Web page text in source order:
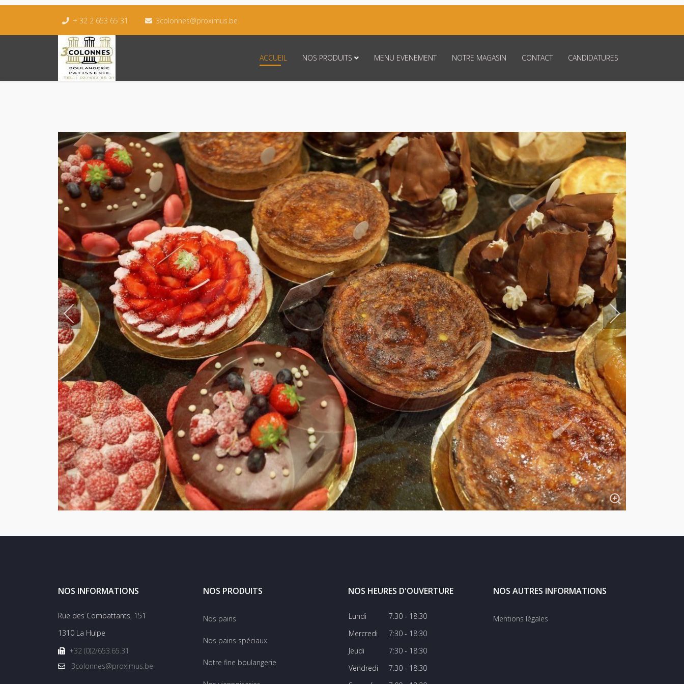
+ 32 2 653 65 31 3colonnes@proximus.be
ACCUEIL NOS PRODUITS MENU EVENEMENT NOTRE MAGASIN CONTACT CANDIDATURES
NOS INFORMATIONS
Rue des Combattants, 151
1310 La Hulpe
+32 (0)2/653.65.31
3colonnes@proximus.be
NOS PRODUITS
Nos pains
Nos pains spéciaux
Notre fine boulangerie
NOS HEURES D'OUVERTURE
Lundi
Mercredi
Jeudi
Vendredi
7:30 - 18:30
7:30 - 18:30
7:30 - 18:30
7:30 - 18:30
NOS AUTRES INFORMATIONS
Mentions légales